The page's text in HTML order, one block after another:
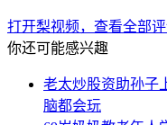
打开梨视频，查看全部
你还可能感兴趣
老太炒股资助孙子
脑都会玩